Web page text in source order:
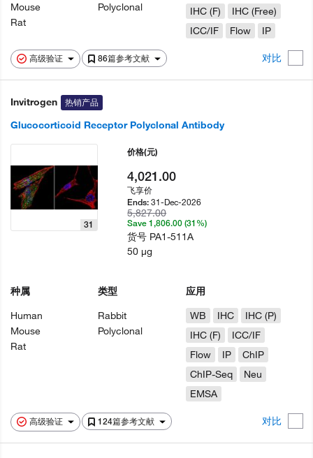
高级验证 86篇参考文献 对比
Mouse
Rat
Polyclonal
IHC (F)
IHC (Free)
ICC/IF
Flow IP
Invitrogen 热销产品
Glucocorticoid Receptor Polyclonal Antibody
高级验证 124篇参考文献 对比
31
种属
Human
Mouse
Rat
类型
Rabbit
Polyclonal
应用
WB
IHC
IHC (P)
IHC (F)
ICC/IF
Flow
IP
ChIP
ChIP-Seq
Neu
EMSA
价格(元)
4,021.00
飞享价
Ends:31-Dec-2026
5,827.00
Save 1,806.00 (31%)
货号 PA1-511A
50 µg